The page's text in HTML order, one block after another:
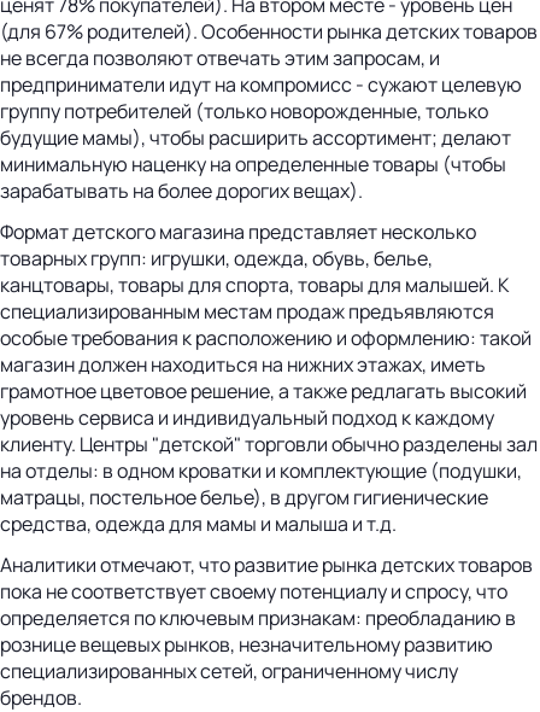
(для 67% родителей). Особенности рынка детских товаров
не всегда позволяют отвечать этим запросам, и
предприниматели идут на компромисс - сужают целевую
группу потребителей (только новорожденные, только
будущие мамы), чтобы расширить ассортимент; делают
минимальную наценку на определенные товары (чтобы
зарабатывать на более дорогих вещах).
Формат детского магазина представляет несколько
товарных групп: игрушки, одежда, обувь, белье,
канцтовары, товары для спорта, товары для малышей. К
специализированным местам продаж предъявляются
особые требования к расположению и оформлению: такой
магазин должен находиться на нижних этажах, иметь
грамотное цветовое решение, а также редлагать высокий
уровень сервиса и индивидуальный подход к каждому
клиенту. Центры "детской" торговли обычно разделены зал
на отделы: в одном кроватки и комплектующие (подушки,
матрацы, постельное белье), в другом гигиенические
средства, одежда для мамы и малыша и т.д.
Аналитики отмечают, что развитие рынка детских товаров
пока не соответствует своему потенциалу и спросу, что
определяется по ключевым признакам: преобладанию в
рознице вещевых рынков, незначительному развитию
специализированных сетей, ограниченному числу
брендов.